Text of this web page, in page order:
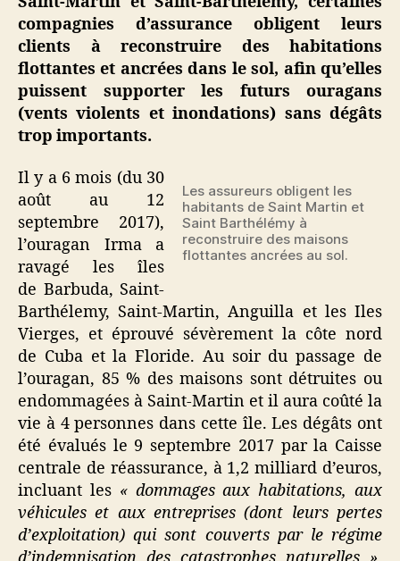
:
les
assureurs
obligent
la
reconstruction
maisons
flottantes
ancrées
compagnies d’assurance obligent leurs
clients à reconstruire des habitations
flottantes et ancrées dans le sol, afin qu’elles
puissent supporter les futurs ouragans
(vents violents et inondations) sans dégâts
trop importants.
Les assureurs obligent les
habitants de Saint Martin et
Saint Barthélémy à
reconstruire des maisons
flottantes ancrées au sol.
Il y a 6 mois (du 30
août au 12
septembre 2017),
l’ouragan Irma a
ravagé les îles
de Barbuda, Saint-
Barthélemy, Saint-Martin, Anguilla et les Iles
Vierges, et éprouvé sévèrement la côte nord
de Cuba et la Floride. Au soir du passage de
l’ouragan, 85 % des maisons sont détruites ou
endommagées à Saint-Martin et il aura coûté la
vie à 4 personnes dans cette île. Les dégâts ont
été évalués le 9 septembre 2017 par la Caisse
centrale de réassurance, à 1,2 milliard d’euros,
incluant les « dommages aux habitations, aux
véhicules et aux entreprises (dont leurs pertes
d’exploitation) qui sont couverts par le régime